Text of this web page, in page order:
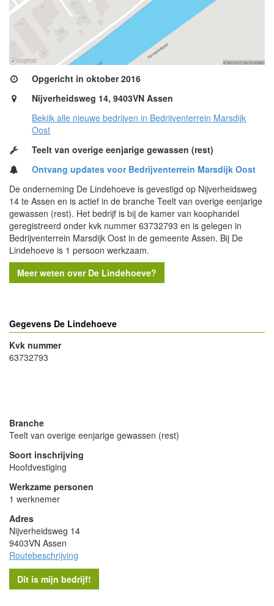
Opgericht in oktober 2016
Nijverheidsweg 14, 9403VN Assen
Bekijk alle nieuwe bedrijven in Bedrijventerrein Marsdijk
Oost
Teelt van overige eenjarige gewassen (rest)
Ontvang updates voor Bedrijventerrein Marsdijk Oost
De onderneming De Lindehoeve is gevestigd op Nijverheidsweg
14 te Assen en is actief in de branche Teelt van overige eenjarige
gewassen (rest). Het bedrijf is bij de kamer van koophandel
geregistreerd onder kvk nummer 63732793 en is gelegen in
Bedrijventerrein Marsdijk Oost in de gemeente Assen. Bij De
Lindehoeve is 1 persoon werkzaam.
Meer weten over De Lindehoeve?
Gegevens De Lindehoeve
Kvk nummer
63732793
Branche
Teelt van overige eenjarige gewassen (rest)
Soort inschrijving
Hoofdvestiging
Werkzame personen
1 werknemer
Adres
Nijverheidsweg 14
9403VN Assen
Routebeschrijving